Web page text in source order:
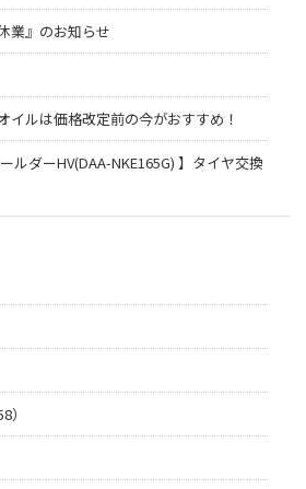
業』のお知らせ
イルは価格改定前の今がおすすめ！
ルダーHV(DAA-NKE165G) 】タイヤ交換